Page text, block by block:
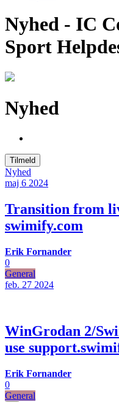
Nyhed - IC
Sport
Nyhed
Tilmeld
Nyhed
maj 6 2024
Transition from
swimify.com
Erik Fornander
0
General
feb. 27 2024
WinGrodan 2/
use
Erik Fornander
0
General